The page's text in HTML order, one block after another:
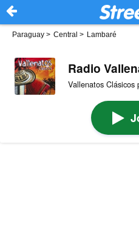
Paraguay > Central > Lambaré
Radio
Vallenatos Clásicos